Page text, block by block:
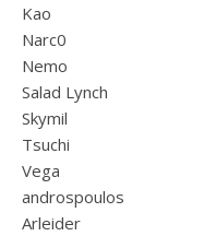
Kao
Narc0
Nemo
Salad Lynch
Skymil
Tsuchi
Vega
androspoulos
Arleider